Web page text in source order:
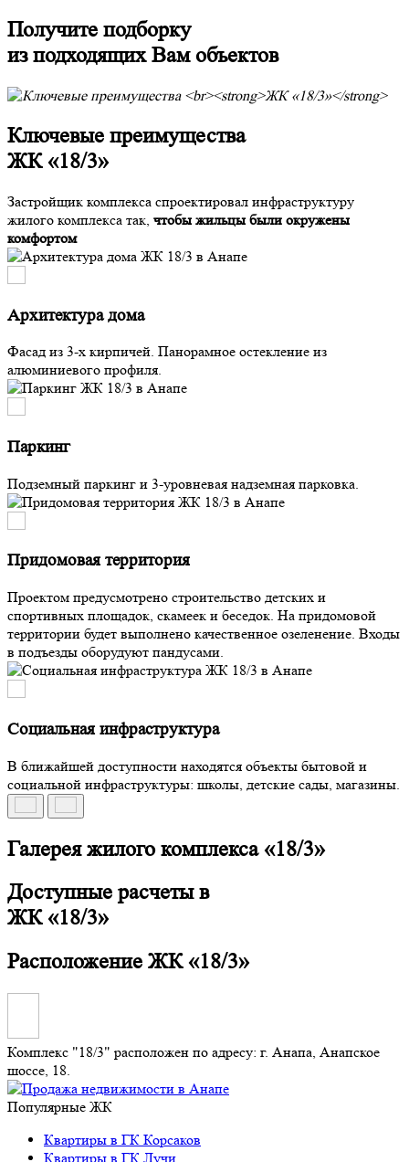
Получите подборку
из подходящих Вам объектов
Ключевые преимущества
ЖК «18/3»
Застройщик комплекса спроектировал инфраструктуру
жилого комплекса так, чтобы жильцы были окружены
комфортом
Архитектура дома
Фасад из 3-х кирпичей. Панорамное остекление из
алюминиевого профиля.
Паркинг
Подземный паркинг и 3-уровневая надземная парковка.
Придомовая территория
Проектом предусмотрено строительство детских и
спортивных площадок, скамеек и беседок. На придомовой
территории будет выполнено качественное озеленение. Входы
в подъезды оборудуют пандусами.
Социальная инфраструктура
В ближайшей доступности находятся объекты бытовой и
социальной инфраструктуры: школы, детские сады, магазины.
Галерея жилого комплекса«18/3»
Доступные расчеты в
ЖК «18/3»
Расположение ЖК «18/3»
Комплекс "18/3" расположен по адресу: г. Анапа, Анапское
шоссе, 18.
Популярные ЖК
Квартиры в ГК Корсаков
Квартиры в ГК Лучи